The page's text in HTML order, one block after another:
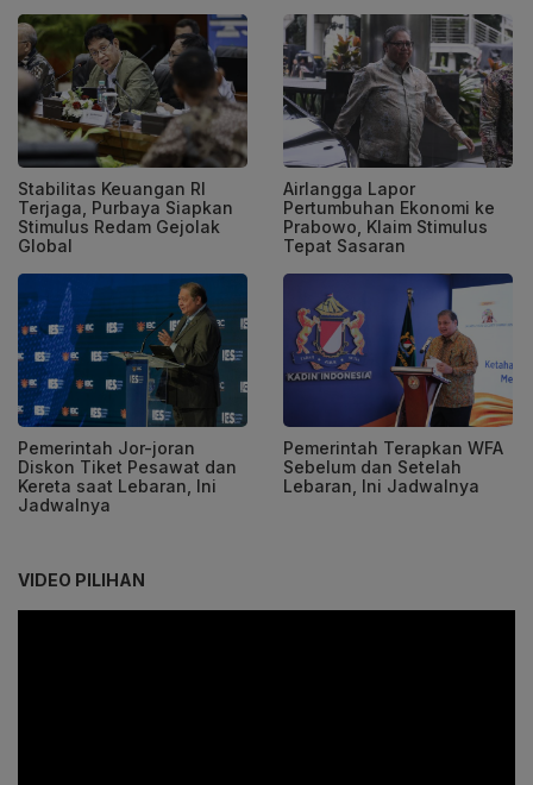
Stabilitas Keuangan RI
Terjaga, Purbaya Siapkan
Stimulus Redam Gejolak
Global
Airlangga Lapor
Pertumbuhan Ekonomi ke
Prabowo, Klaim Stimulus
Tepat Sasaran
Pemerintah Jor-joran
Diskon Tiket Pesawat dan
Kereta saat Lebaran, Ini
Jadwalnya
Pemerintah Terapkan WFA
Sebelum dan Setelah
Lebaran, Ini Jadwalnya
VIDEO PILIHAN